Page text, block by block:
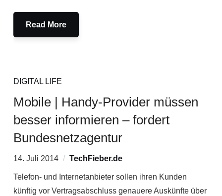
Read More
DIGITAL LIFE
Mobile | Handy-Provider müssen
besser informieren – fordert
Bundesnetzagentur
14. Juli 2014 TechFieber.de
Telefon- und Internetanbieter sollen ihren Kunden
künftig vor Vertragsabschluss genauere Auskünfte über